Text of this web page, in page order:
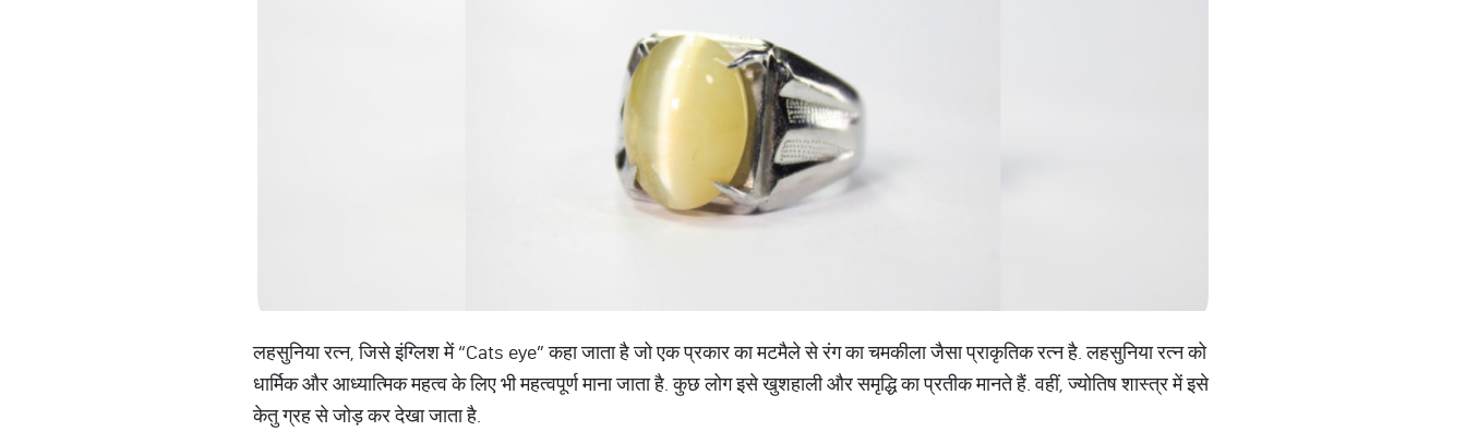
लहसुनिया रत्न, जिसे इंग्लिश में “Cats eye” कहा जाता है जो एक प्रकार का मटमैले से रंग का चमकीला जैसा प्राकृतिक रत्न है. लहसुनिया रत्न को
धार्मिक और आध्यात्मिक महत्व के लिए भी महत्वपूर्ण माना जाता है. कुछ लोग इसे खुशहाली और समृद्धि का प्रतीक मानते हैं. वहीं, ज्‍योतिष शास्‍त्र में इसे
केतु ग्रह से जोड़ कर देखा जाता है.